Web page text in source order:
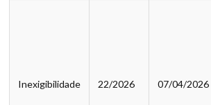
Inexigibilidade 22/2026 07/04/2026